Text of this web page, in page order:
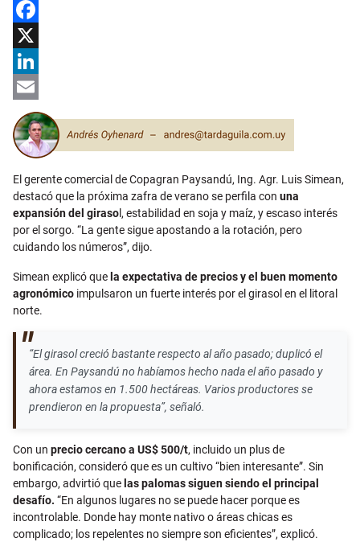
Facebook
X
LinkedIn
Email
El gerente comercial de Copagran Paysandú, Ing. Agr. Luis Simean,
destacó que la próxima zafra de verano se perfila con una
expansión del giraso l, estabilidad en soja y maíz, y escaso interés
por el sorgo. “La gente sigue apostando a la rotación, pero
cuidando los números”, dijo.
Simean explicó que la expectativa de precios y el buen momento
agronómico impulsaron un fuerte interés por el girasol en el litoral
norte.
“El girasol creció bastante respecto al año pasado; duplicó el
área. En Paysandú no habíamos hecho nada el año pasado y
ahora estamos en 1.500 hectáreas. Varios productores se
prendieron en la propuesta”, señaló.
Con un precio cercano a US$ 500/t, incluido un plus de
bonificación, consideró que es un cultivo “bien interesante”. Sin
embargo, advirtió que las palomas siguen siendo el principal
desafío. “En algunos lugares no se puede hacer porque es
incontrolable. Donde hay monte nativo o áreas chicas es
complicado; los repelentes no siempre son eficientes”, explicó.